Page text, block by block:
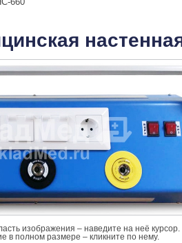
изображения – наведите на неё курсор.
в полном размере – кликните по нему.